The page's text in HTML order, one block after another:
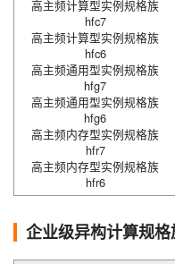
高主频计算型实例规格族
hfc7
高主频计算型实例规格族
hfc6
高主频通用型实例规格族
hfg7
高主频通用型实例规格族
hfg6
高主频内存型实例规格族
hfr7
高主频内存型实例规格族
hfr6
企业级异构计算规